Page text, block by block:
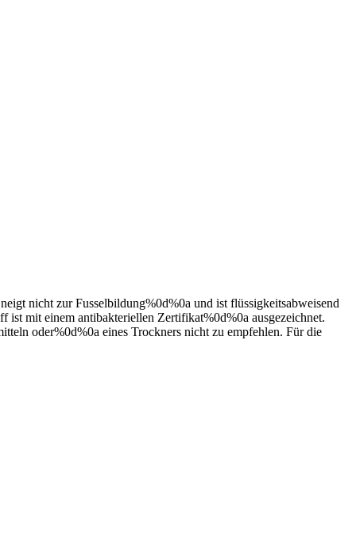
nicht zur Fusselbildung%0d%0a und ist flüssigkeitsabweisend
ist mit einem antibakteriellen Zertifikat%0d%0a ausgezeichnet.
oder%0d%0a eines Trockners nicht zu empfehlen. Für die